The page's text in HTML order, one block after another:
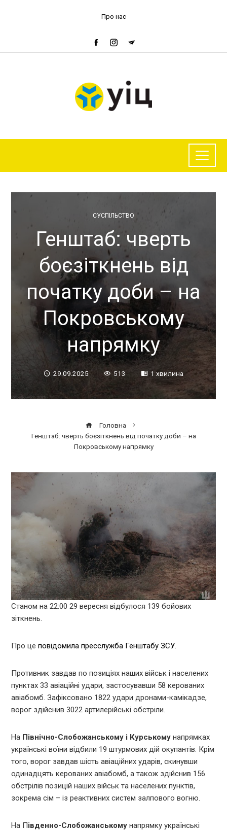
Про нас
СУСПІЛЬСТВО
Генштаб: чверть
боєзіткнень від
початку доби – на
Покровському
напрямку
29.09.2025 513 1 хвилина
Головна
Генштаб: чверть боєзіткнень від початку доби – на
Покровському напрямку
Станом на 22:00 29 вересня відбулося 139 бойових
зіткнень.
Про цеповідомила пресслужба Генштабу ЗСУ.
Противник завдав по позиціях наших військ і населених
пунктах 33 авіаційні удари, застосувавши 58 керованих
авіабомб. Зафіксовано 1822 удари дронами-камікадзе,
ворог здійснив 3022 артилерійські обстріли.
На Північно-Слобожанському і Курському напрямках
українські воїни відбили 19 штурмових дій окупантів. Крім
того, ворог завдав шість авіаційних ударів, скинувши
одинадцять керованих авіабомб, а також здійснив 156
обстрілів позицій наших військ та населених пунктів,
зокрема сім – із реактивних систем залпового вогню.
На Південно-Слобожанському напрямку українські